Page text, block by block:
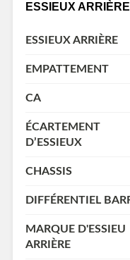
ESSIEUX ARRIÈRE
ESSIEUX ARRIÈRE
EMPATTEMENT
CA
ÉCARTEMENT
D’ESSIEUX
CHASSIS
DIFFÉRENTIEL
MARQUE D'ESSIEU
ARRIÈRE